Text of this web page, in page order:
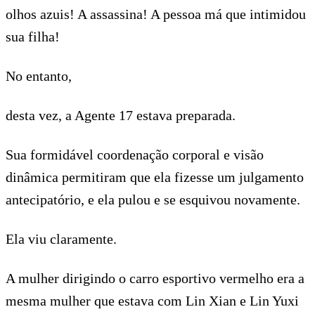
olhos azuis! A assassina! A pessoa má que intimidou
sua filha!
No entanto,
desta vez, a Agente 17 estava preparada.
Sua formidável coordenação corporal e visão
dinâmica permitiram que ela fizesse um julgamento
antecipatório, e ela pulou e se esquivou novamente.
Ela viu claramente.
A mulher dirigindo o carro esportivo vermelho era a
mesma mulher que estava com Lin Xian e Lin Yuxi